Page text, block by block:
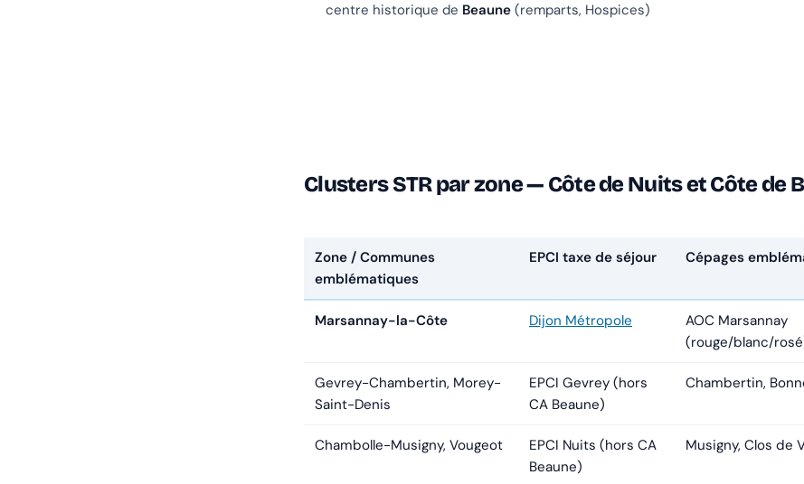
centre historique de Beaune (remparts, Hospices)
Clusters STR par zone — Côte de Nuits et Côte de
Zone / Communes
emblématiques
EPCI taxe de séjour Cépages
Marsannay-la-Côte Dijon Métropole
AOC Marsannay
(rouge/blanc/
Gevrey-Chambertin, Morey-
Saint-Denis
EPCI Gevrey (hors
CA Beaune)
Chambertin,
Chambolle-Musigny, Vougeot
EPCI Nuits (hors CA
Beaune)
Musigny, Clos de